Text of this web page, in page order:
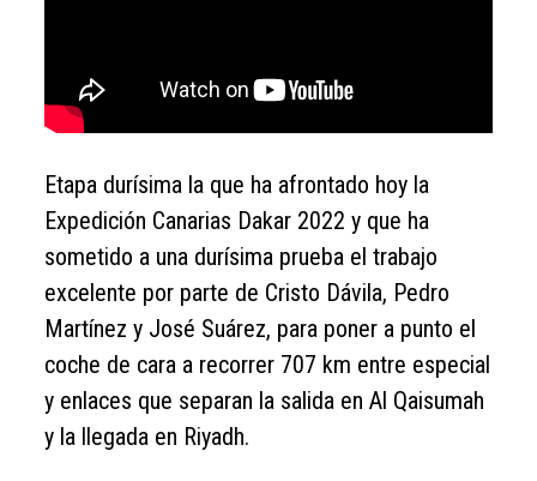
Etapa durísima la que ha afrontado hoy la
Expedición Canarias Dakar 2022 y que ha
sometido a una durísima prueba el trabajo
excelente por parte de Cristo Dávila, Pedro
Martínez y José Suárez, para poner a punto el
coche de cara a recorrer 707 km entre especial
y enlaces que separan la salida en Al Qaisumah
y la llegada en Riyadh.